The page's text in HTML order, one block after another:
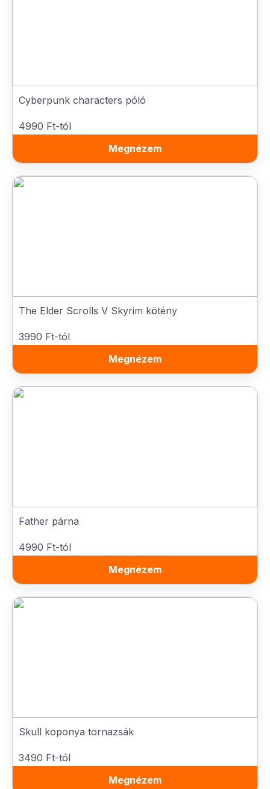
Cyberpunk characters póló
4990 Ft-tól
Megnézem
The Elder Scrolls V Skyrim kötény
3990 Ft-tól
Megnézem
Father párna
4990 Ft-tól
Megnézem
Skull koponya tornazsák
3490 Ft-tól
Megnézem